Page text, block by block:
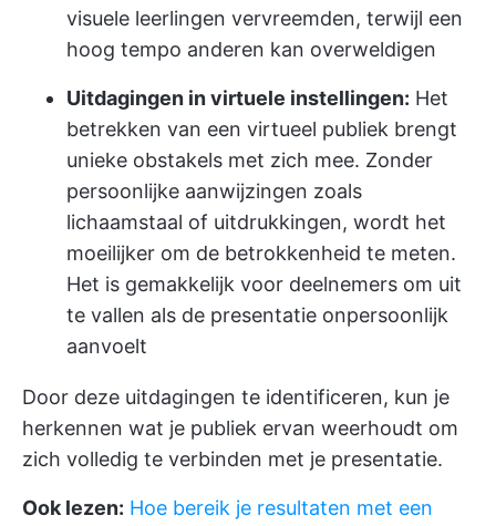
visuele leerlingen vervreemden, terwijl een
hoog tempo anderen kan overweldigen
Uitdagingen in virtuele instellingen: Het
betrekken van een virtueel publiek brengt
unieke obstakels met zich mee. Zonder
persoonlijke aanwijzingen zoals
lichaamstaal of uitdrukkingen, wordt het
moeilijker om de betrokkenheid te meten.
Het is gemakkelijk voor deelnemers om uit
te vallen als de presentatie onpersoonlijk
aanvoelt
Door deze uitdagingen te identificeren, kun je
herkennen wat je publiek ervan weerhoudt om
zich volledig te verbinden met je presentatie.
Ook lezen: Hoe bereik je resultaten met een